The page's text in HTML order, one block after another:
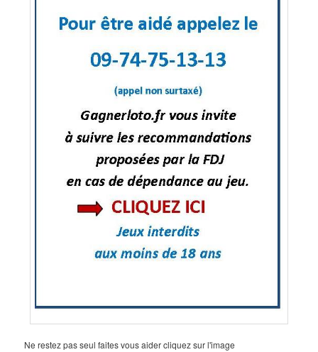
Ne restez pas seul faites vous aider cliquez sur l'image